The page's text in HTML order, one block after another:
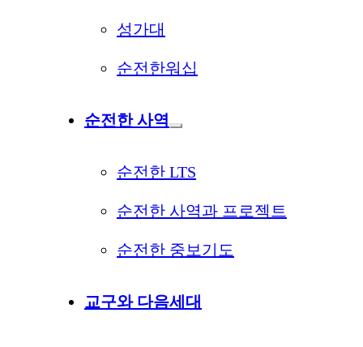
성가대
순전한워십
순전한 사역
순전한 LTS
순전한 사역과 프로젝트
순전한 중보기도
교구와 다음세대